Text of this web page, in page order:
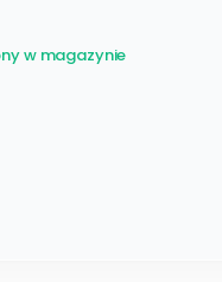
w magazynie